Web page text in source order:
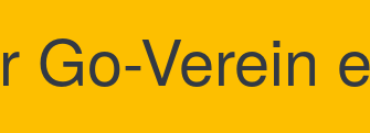
Go-Verein